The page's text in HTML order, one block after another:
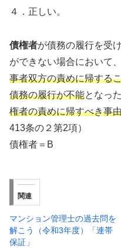
４．正しい。
債権者が債務の履行を受
ができない場合において
事者双方の責めに帰する
債務の履行が不能となっ
権者の責めに帰すべき事
413条の２第2項）
債権者＝B
関連
マンション管理士の過去問を
解こう（令和3年度）「連帯
保証」